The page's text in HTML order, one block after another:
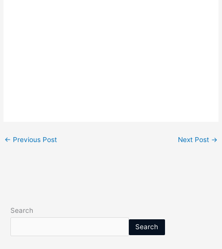
← Previous Post Next Post →
Search
Search